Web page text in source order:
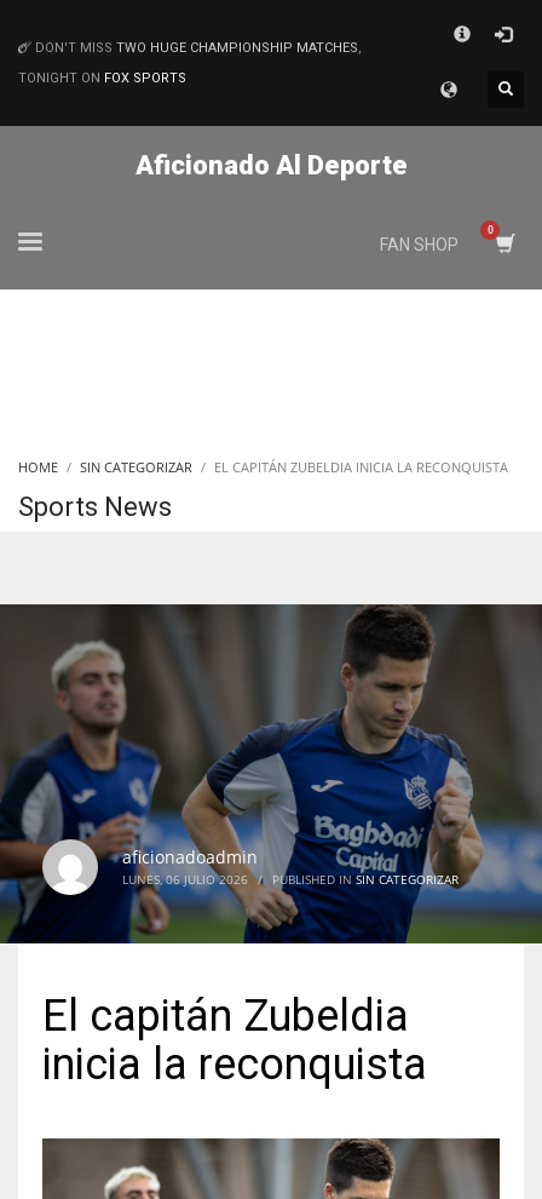
MATCHES
DON'T MISS TWO HUGE CHAMPIONSHIP MATCHES,
TONIGHT ON FOX SPORTS
Aficionado Al Deporte
FAN SHOP
HOME SIN CATEGORIZAR EL CAPITÁN ZUBELDIA INICIA LA RECONQUISTA
Sports News
aficionadoadmin
LUNES, 06 JULIO 2026 / PUBLISHED INSIN CATEGORIZAR
El capitán Zubeldia
inicia la reconquista